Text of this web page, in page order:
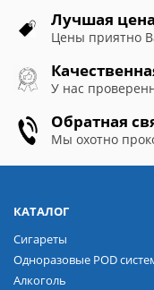
Лучшая цена
Цены приятно
У нас
Обратная
Мы охотно
КАТАЛОГ
Сигареты
Одноразовые POD
Алкоголь